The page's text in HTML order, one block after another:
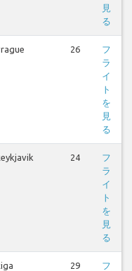
見
る
26
フ
ラ
イ
ト
を
見
る
24
フ
ラ
イ
ト
を
見
る
29
フ